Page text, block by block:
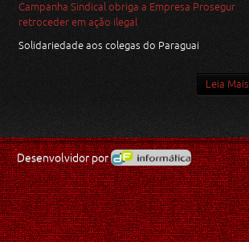
Campanha Sindical obriga a Empresa Prosegur
retroceder em ação ilegal
Solidariedade aos colegas do Paraguai
Leia Mais
Desenvolvidor por